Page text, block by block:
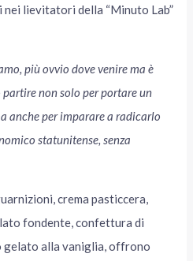
lievitatori della “Minuto Lab”
più ovvio dove venire ma è
non solo per portare un
anche per imparare a radicarlo
statunitense, senza
crema pasticcera,
fondente, confettura di
gelato alla vaniglia, offrono